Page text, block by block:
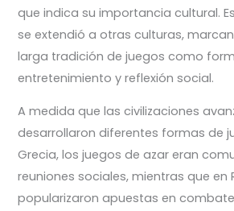
que indica su importancia cultural.
se extendió a otras culturas,
larga tradición de juegos como
entretenimiento y reflexión social.
A medida que las civilizaciones
desarrollaron diferentes formas de
Grecia, los juegos de azar eran
reuniones sociales, mientras que en
popularizaron apuestas en